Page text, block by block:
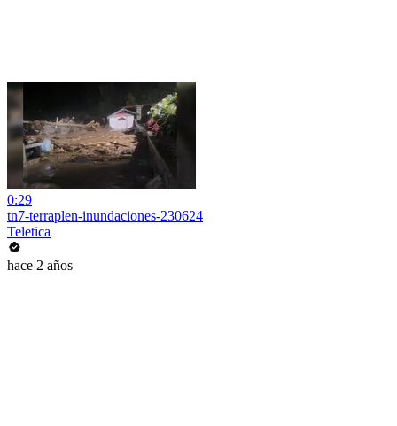
0:29
tn7-terraplen-inundaciones-230624
Teletica
hace 2 años